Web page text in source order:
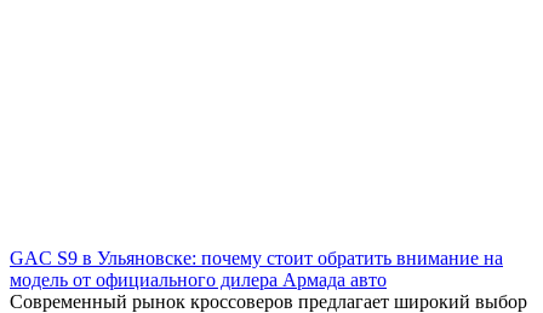
GAC S9 в Ульяновске: почему стоит обратить внимание на
модель от официального дилера Армада авто
Современный рынок кроссоверов предлагает широкий выбор